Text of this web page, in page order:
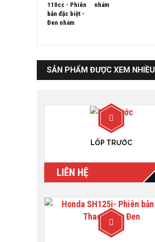
nhám
SẢN PHẨM ĐƯỢC XEM NHIỀU
LỐP TRƯỚC
LIÊN HỆ